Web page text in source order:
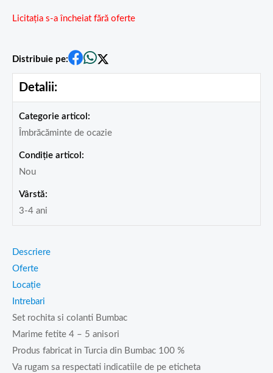
Licitația s-a încheiat fără oferte
Distribuie pe:
Detalii:
Categorie articol:
Îmbrăcăminte de ocazie
Condiție articol:
Nou
Vârstă:
3-4 ani
Descriere
Oferte
Locație
Intrebari
Set rochita si colanti Bumbac
Marime fetite 4 – 5 anisori
Produs fabricat in Turcia din Bumbac 100 %
Va rugam sa respectati indicatiile de pe eticheta